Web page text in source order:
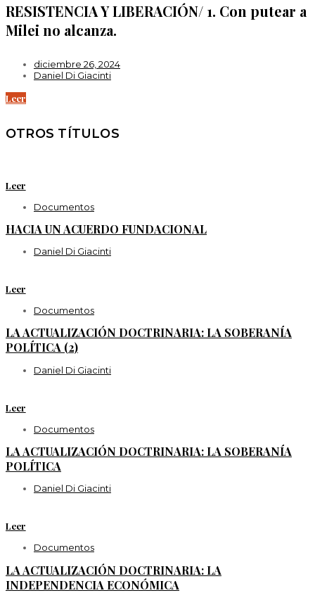
RESISTENCIA Y LIBERACIÓN/ 1. Con putear a
Milei no alcanza.
diciembre 26, 2024
Daniel Di Giacinti
Leer
OTROS TÍTULOS
Leer
Documentos
HACIA UN ACUERDO FUNDACIONAL
Daniel Di Giacinti
Leer
Documentos
LA ACTUALIZACIÓN DOCTRINARIA: LA SOBERANÍA
POLÍTICA (2)
Daniel Di Giacinti
Leer
Documentos
LA ACTUALIZACIÓN DOCTRINARIA: LA SOBERANÍA
POLÍTICA
Daniel Di Giacinti
Leer
Documentos
LA ACTUALIZACIÓN DOCTRINARIA: LA
INDEPENDENCIA ECONÓMICA